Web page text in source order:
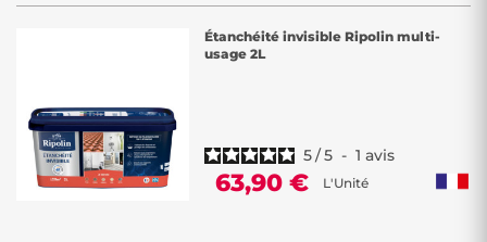
Étanchéité invisible Ripolin multi-
usage 2L
5/5 - 1 avis
63,90 € L'Unité